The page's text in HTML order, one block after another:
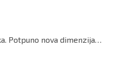
Potpuno nova dimenzija…